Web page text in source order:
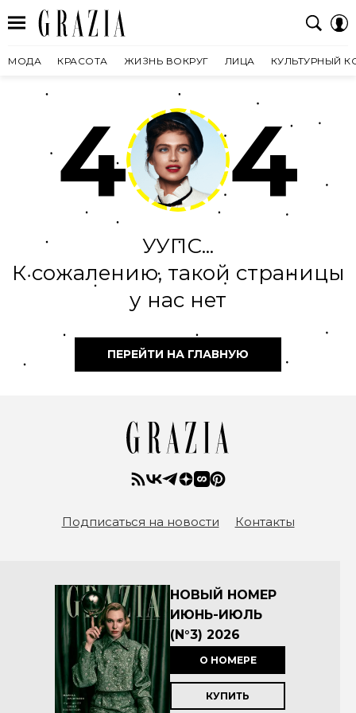
МОДА КРАСОТА ЖИЗНЬ ВОКРУГ ЛИЦА КУЛЬТУРНЫЙ
4 4
УУПС...
К сожалению, такой страницы
у нас нет
ПЕРЕЙТИ НА ГЛАВНУЮ
Подписаться на новости Контакты
НОВЫЙ НОМЕР
ИЮНЬ-ИЮЛЬ
(N°3) 2026
О НОМЕРЕ
КУПИТЬ